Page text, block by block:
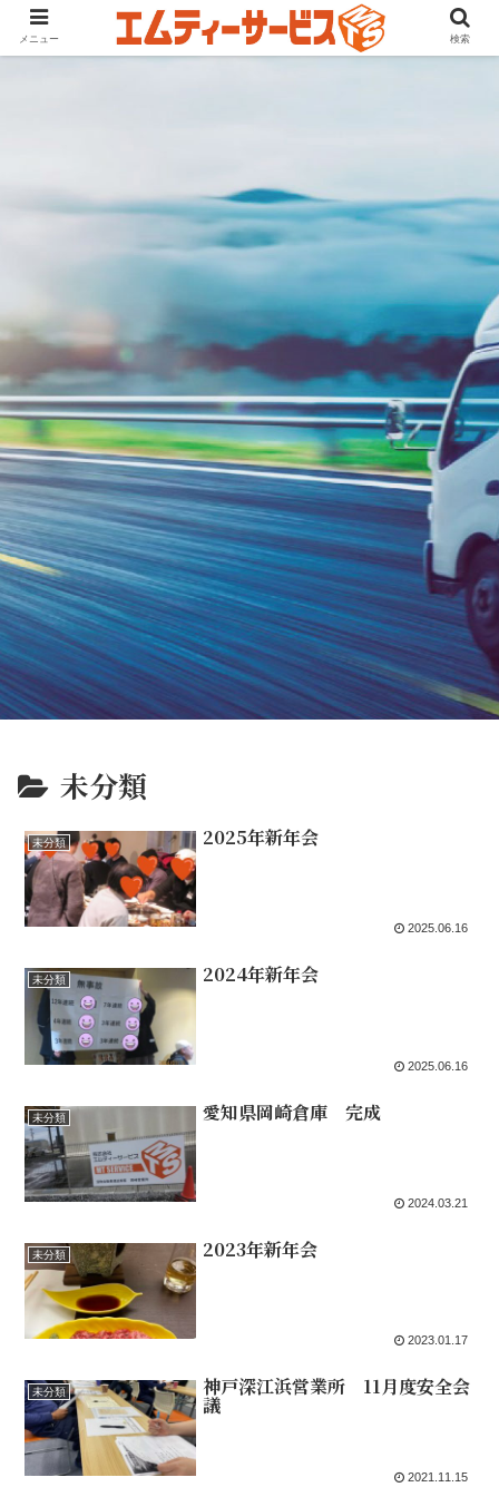
未分類
未分類 2025年新年会
2025.06.16
未分類 2024年新年会
2025.06.16
未分類 愛知県岡崎倉庫 完成
2024.03.21
未分類 2023年新年会
2023.01.17
未分類 神戸深江浜営業所 11月度安全会
議
2021.11.15
メニュー 検索